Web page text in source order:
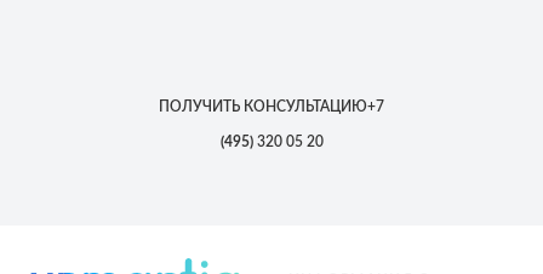
ПОЛУЧИТЬ КОНСУЛЬТАЦИЮ+7
(495)320 05 20